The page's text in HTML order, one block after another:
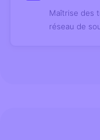
Maîtrise des
réseau de